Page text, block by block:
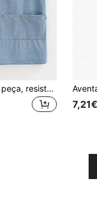
Avental de brim, 1 peça, resistente a óleo, respirável e durável, ideal para baristas, cafeterias e padeiros. Uniforme para homens e mulheres.
7,21€